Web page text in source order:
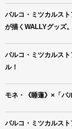
パルコ・ミツカルス
が描くWALLYグッズ。
パルコ・ミツカルス
ル！
モネ・《睡蓮》×「パ
パルコ・ミツカルスト